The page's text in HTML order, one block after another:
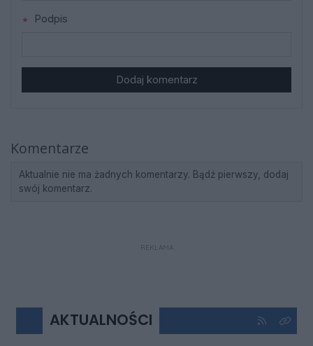
Podpis
Dodaj komentarz
Komentarze
Aktualnie nie ma żadnych komentarzy. Bądź pierwszy, dodaj
swój komentarz.
REKLAMA
AKTUALNOŚCI Kliknij aby
Kliknij